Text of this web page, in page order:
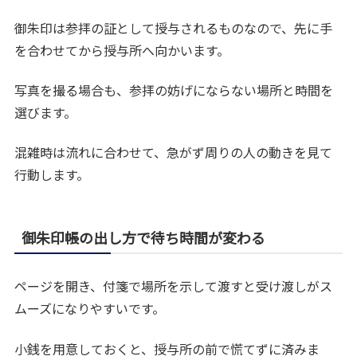
御朱印は参拝の証として授与されるものなので、先に手
を合わせてから授与所へ向かいます。
写真を撮る場合も、参拝の妨げにならない場所と時間を
選びます。
混雑時は流れに合わせて、急がず周りの人の動きを見て
行動します。
御朱印帳の出し方で待ち時間が変わる
ページを開き、付箋で場所を示して渡すと受け渡しがス
ムーズになりやすいです。
小銭を用意しておくと、授与所の前で慌てずに済みま